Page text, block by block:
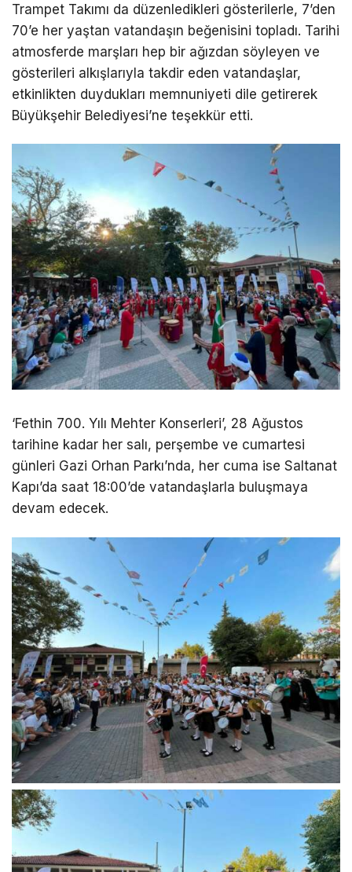
Trampet Takımı da düzenledikleri gösterilerle, 7’den
70’e her yaştan vatandaşın beğenisini topladı. Tarihi
atmosferde marşları hep bir ağızdan söyleyen ve
gösterileri alkışlarıyla takdir eden vatandaşlar,
etkinlikten duydukları memnuniyeti dile getirerek
Büyükşehir Belediyesi’ne teşekkür etti.
‘Fethin 700. Yılı Mehter Konserleri’, 28 Ağustos
tarihine kadar her salı, perşembe ve cumartesi
günleri Gazi Orhan Parkı’nda, her cuma ise Saltanat
Kapı’da saat 18:00’de vatandaşlarla buluşmaya
devam edecek.